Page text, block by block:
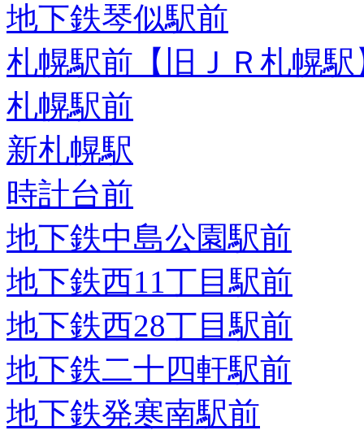
地下鉄琴似駅前
札幌駅前【旧ＪＲ札幌駅
札幌駅前
新札幌駅
時計台前
地下鉄中島公園駅前
地下鉄西11丁目駅前
地下鉄西28丁目駅前
地下鉄二十四軒駅前
地下鉄発寒南駅前